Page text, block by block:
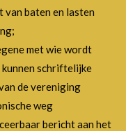
van baten en lasten
met wie wordt
kunnen schriftelijke
de vereniging
weg
bericht aan het